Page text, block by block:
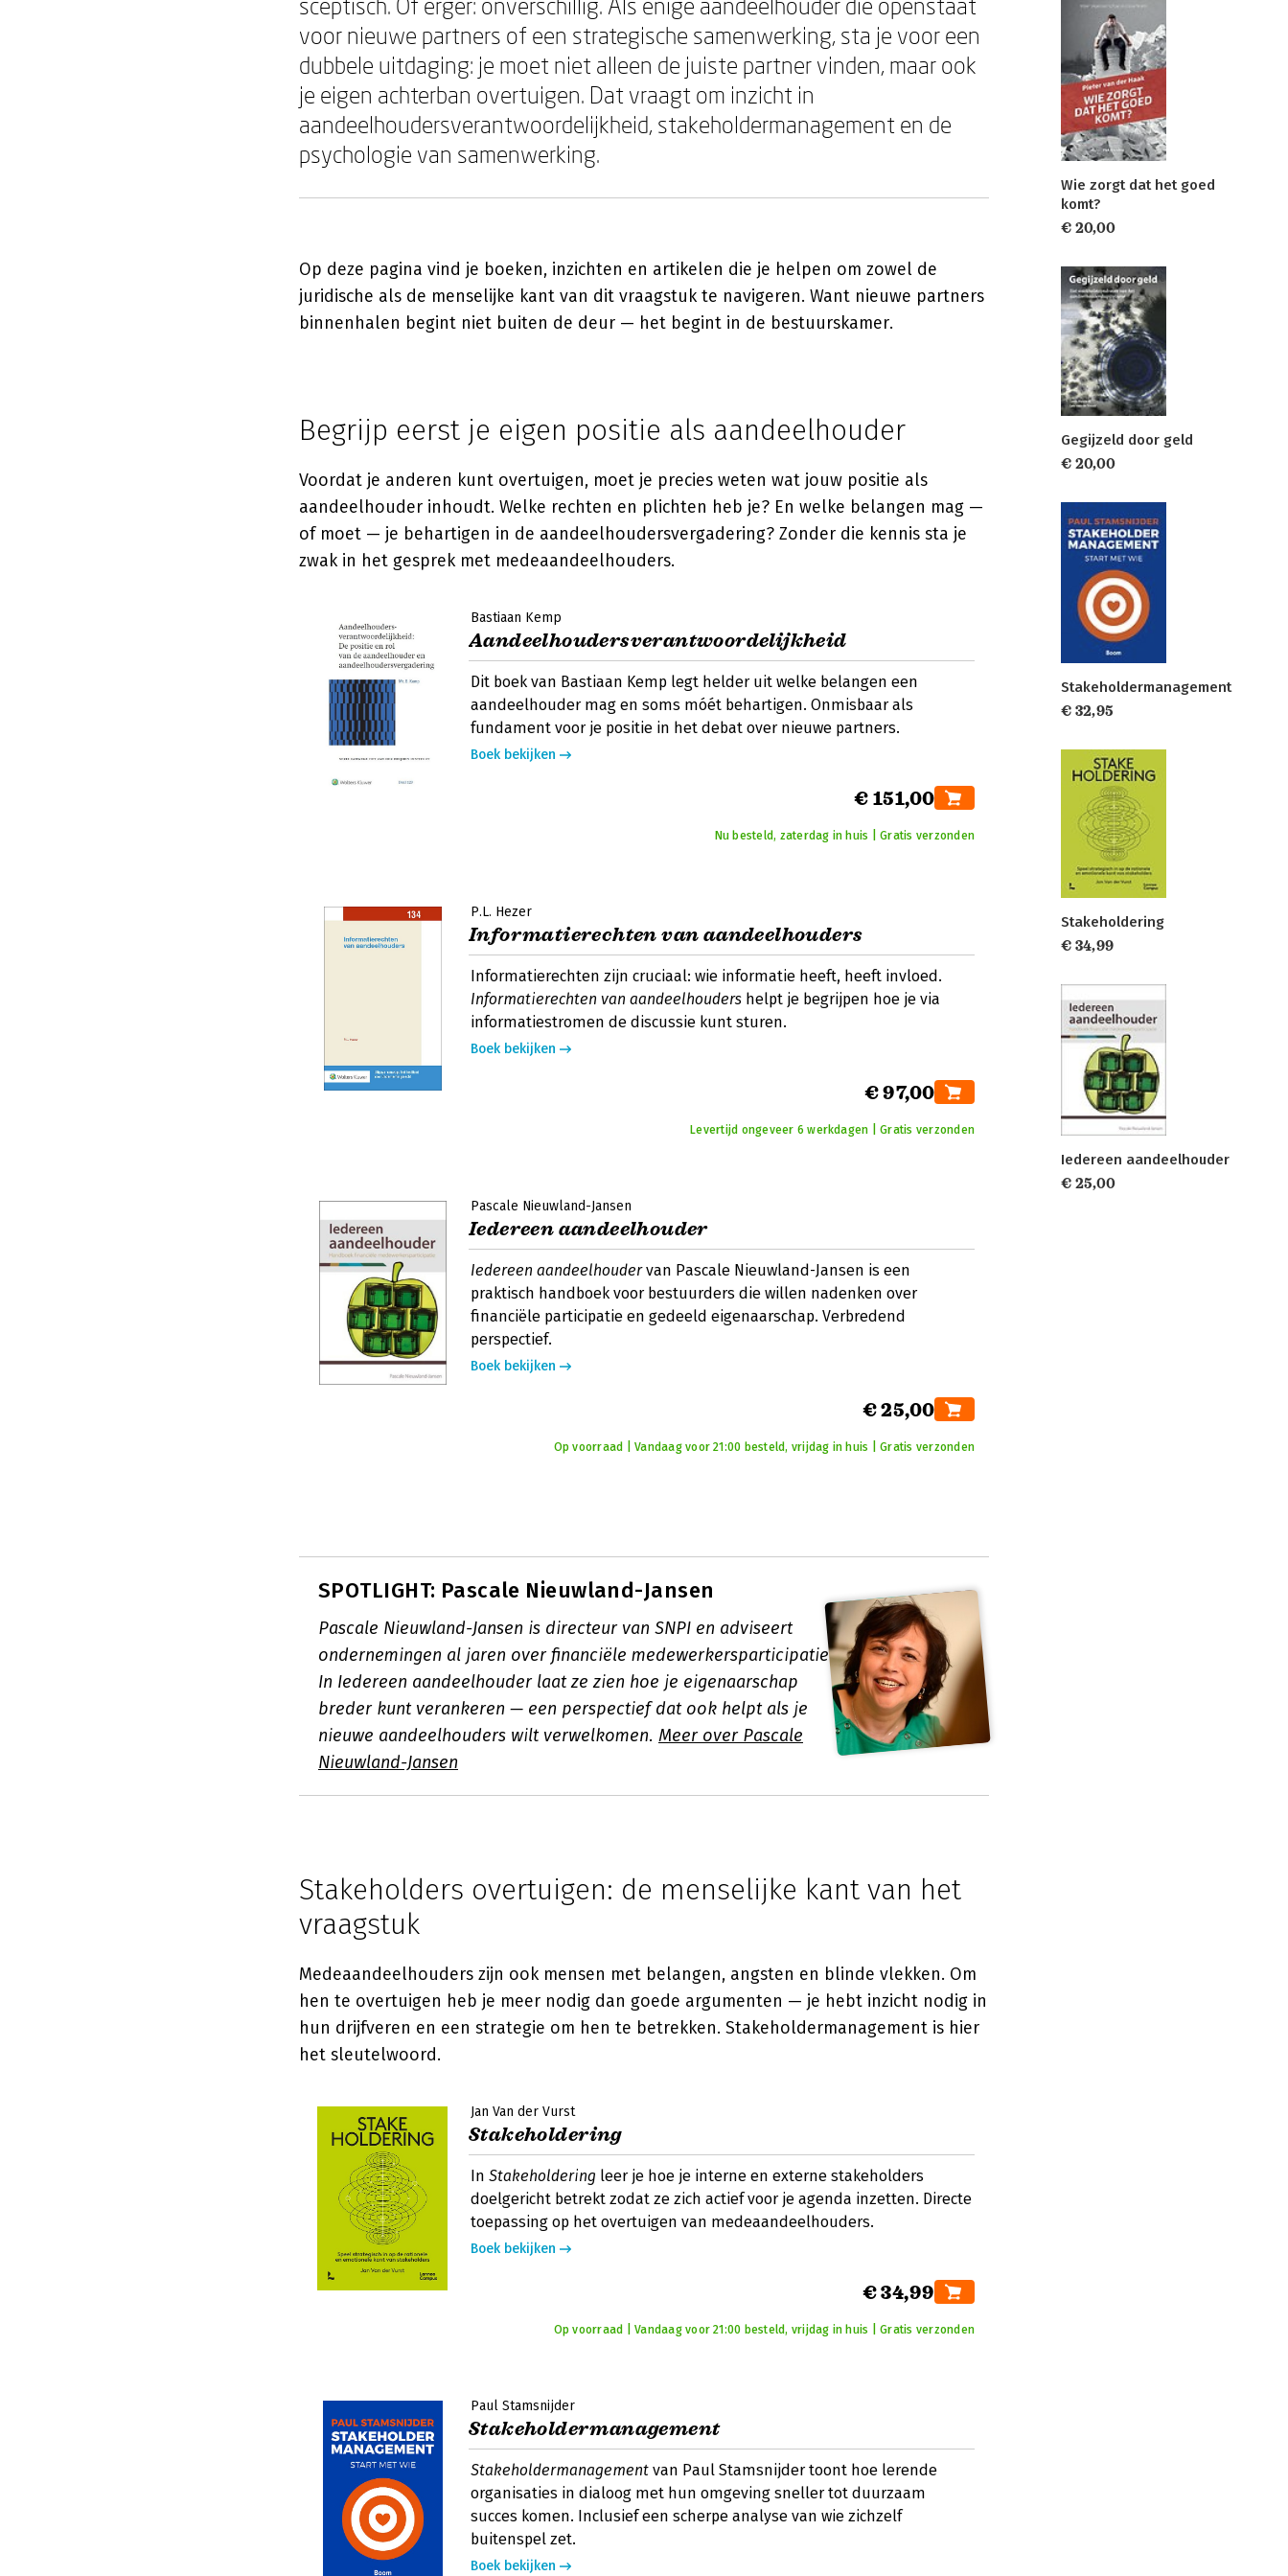
voor nieuwe partners of een strategische samenwerking, sta je voor een
dubbele uitdaging: je moet niet alleen de juiste partner vinden, maar ook
je eigen achterban overtuigen. Dat vraagt om inzicht in
aandeelhoudersverantwoordelijkheid, stakeholdermanagement en de
psychologie van samenwerking.
Op deze pagina vind je boeken, inzichten en artikelen die je helpen om zowel de
juridische als de menselijke kant van dit vraagstuk te navigeren. Want nieuwe partners
binnenhalen begint niet buiten de deur — het begint in de bestuurskamer.
Begrijp eerst je eigen positie als aandeelhouder
Voordat je anderen kunt overtuigen, moet je precies weten wat jouw positie als
aandeelhouder inhoudt. Welke rechten en plichten heb je? En welke belangen mag —
of moet — je behartigen in de aandeelhoudersvergadering? Zonder die kennis sta je
zwak in het gesprek met medeaandeelhouders.
Bastiaan Kemp
Aandeelhoudersverantwoordelijkheid
Dit boek van Bastiaan Kemp legt helder uit welke belangen een
aandeelhouder mag en soms móét behartigen. Onmisbaar als
fundament voor je positie in het debat over nieuwe partners.
Boek bekijken
€ 151,00
Nu besteld, zaterdag in huis | Gratis verzonden
P.L. Hezer
Informatierechten van aandeelhouders
Informatierechten zijn cruciaal: wie informatie heeft, heeft invloed.
Informatierechten van aandeelhouders helpt je begrijpen hoe je via
informatiestromen de discussie kunt sturen.
Boek bekijken
€ 97,00
Levertijd ongeveer 6 werkdagen | Gratis verzonden
Pascale Nieuwland-Jansen
Iedereen aandeelhouder
Iedereen aandeelhoudervan Pascale Nieuwland-Jansen is een
praktisch handboek voor bestuurders die willen nadenken over
financiële participatie en gedeeld eigenaarschap. Verbredend
perspectief.
Boek bekijken
€ 25,00
Op voorraad | Vandaag voor 21:00 besteld, vrijdag in huis | Gratis verzonden
SPOTLIGHT: Pascale Nieuwland-Jansen
Pascale Nieuwland-Jansen is directeur van SNPI en adviseert
ondernemingen al jaren over financiële medewerkersparticipatie.
In Iedereen aandeelhouderlaat ze zien hoe je eigenaarschap
breder kunt verankeren — een perspectief dat ook helpt als je
nieuwe aandeelhouders wilt verwelkomen. Meer over Pascale
Nieuwland-Jansen
Stakeholders overtuigen: de menselijke kant van het
vraagstuk
Medeaandeelhouders zijn ook mensen met belangen, angsten en blinde vlekken. Om
hen te overtuigen heb je meer nodig dan goede argumenten — je hebt inzicht nodig in
hun drijfveren en een strategie om hen te betrekken. Stakeholdermanagement is hier
het sleutelwoord.
Jan Van der Vurst
Stakeholdering
In Stakeholdering leer je hoe je interne en externe stakeholders
doelgericht betrekt zodat ze zich actief voor je agenda inzetten. Directe
toepassing op het overtuigen van medeaandeelhouders.
Boek bekijken
€ 34,99
Op voorraad | Vandaag voor 21:00 besteld, vrijdag in huis | Gratis verzonden
Paul Stamsnijder
Stakeholdermanagement
Stakeholdermanagement van Paul Stamsnijder toont hoe lerende
organisaties in dialoog met hun omgeving sneller tot duurzaam
succes komen. Inclusief een scherpe analyse van wie zichzelf
buitenspel zet.
Boek bekijken
Wie zorgt dat het goed
komt?
€ 20,00
Gegijzeld door geld
€ 20,00
Stakeholdermanagement
€ 32,95
Stakeholdering
€ 34,99
Iedereen aandeelhouder
€ 25,00